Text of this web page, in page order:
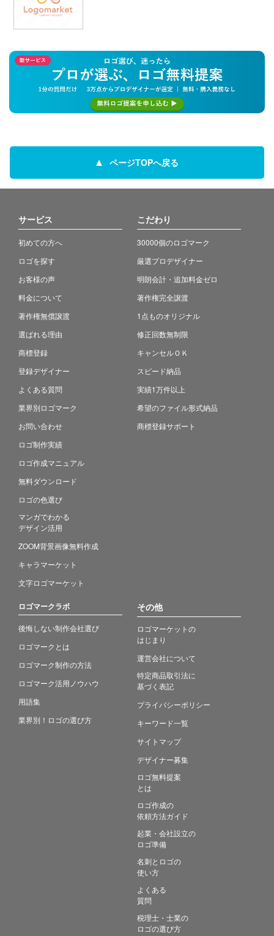
ページTOPへ戻る
サービス
初めての方へ
ロゴを探す
お客様の声
料金について
著作権無償譲渡
選ばれる理由
商標登録
登録デザイナー
よくある質問
業界別ロゴマーク
お問い合わせ
ロゴ制作実績
ロゴ作成マニュアル
無料ダウンロード
ロゴの色選び
マンガでわかる
デザイン活用
ZOOM背景画像無料作成
キャラマーケット
文字ロゴマーケット
こだわり
30000個のロゴマーク
厳選プロデザイナー
明朗会計・追加料金ゼロ
著作権完全譲渡
1点ものオリジナル
修正回数無制限
キャンセルＯＫ
スピード納品
実績1万件以上
希望のファイル形式納品
商標登録サポート
ロゴマークラボ
後悔しない制作会社選び
ロゴマークとは
ロゴマーク制作の方法
ロゴマーク活用ノウハウ
用語集
業界別！ロゴの選び方
その他
ロゴマーケットの
はじまり
運営会社について
特定商品取引法に
基づく表記
プライバシーポリシー
キーワード一覧
サイトマップ
デザイナー募集
ロゴ無料提案
とは
ロゴ作成の
依頼方法ガイド
起業・会社設立の
ロゴ準備
名刺とロゴの
使い方
よくある
質問
税理士・士業の
ロゴの選び方